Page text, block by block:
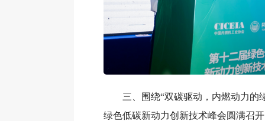
三、围绕“双碳驱动，内燃动力的
绿色低碳新动力创新技术峰会圆满召开